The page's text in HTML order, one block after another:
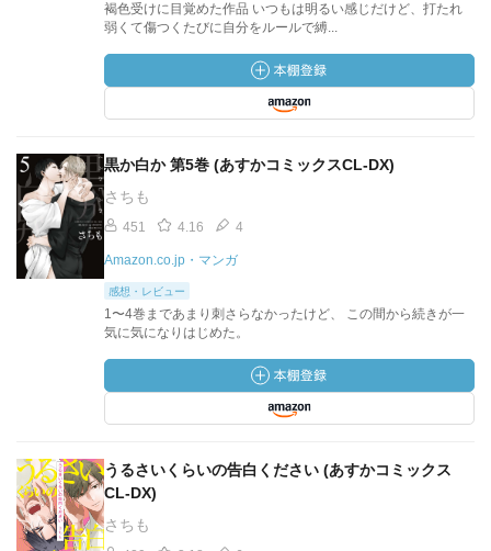
褐色受けに目覚めた作品 いつもは明るい感じだけど、打たれ
弱くて傷つくたびに自分をルールで縛...
黒か白か 第5巻 (あすかコミックスCL-DX)
さちも
451 4.16 4
Amazon.co.jp・マンガ
感想・レビュー
1〜4巻まであまり刺さらなかったけど、 この間から続きが一
気に気になりはじめた。
うるさいくらいの告白ください (あすかコミックス
CL-DX)
さちも